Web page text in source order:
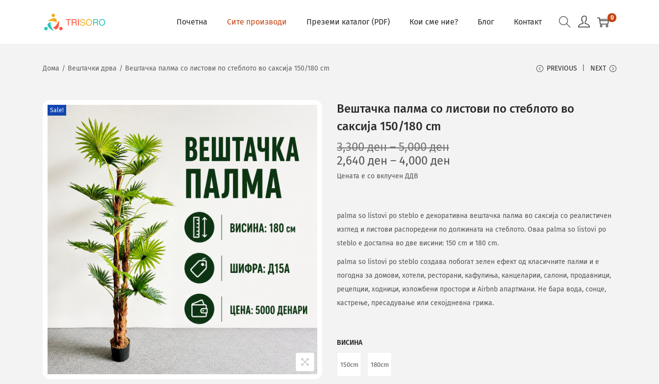
Почетна Сите производи Преземи каталог (PDF) Кои сме ние? Блог Контакт 0
Дома / Вештачки дрва / Вештачка палма со листови по стеблото во саксија 150/180 cm PREVIOUS NEXT
Sale!
Вештачка палма со листови по стеблото во
саксија 150/180 cm
3,300ден–5,000ден
2,640 ден – 4,000 ден
Цената е со вклучен ДДВ
palma so listovi po steblo е декоративна вештачка палма во саксија со реалистичен
изглед и листови распоредени по должината на стеблото. Оваа palma so listovi po
steblo е достапна во две висини: 150 cm и 180 cm.
palma so listovi po steblo создава побогат зелен ефект од класичните палми и е
погодна за домови, хотели, ресторани, кафулиња, канцеларии, салони, продавници,
рецепции, ходници, изложбени простори и Airbnb апартмани. Не бара вода, сонце,
кастрење, пресадување или секојдневна грижа.
ВИСИНА
150cm 180cm